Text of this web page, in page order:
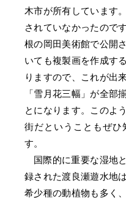
木市が所有しています
されていなかったので
根の岡田美術館で公開
いても複製画を作成す
りますので、これが出
「雪月花三幅」が全部
とになります。このよ
街だということもぜひ
す。
国際的に重要な湿地
録された渡良瀬遊水地
希少種の動植物も多く